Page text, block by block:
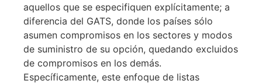
aquellos que se especifiquen explícitamente; a
diferencia del GATS, donde los países sólo
asumen compromisos en los sectores y modos
de suministro de su opción, quedando excluidos
de compromisos en los demás.
Específicamente, este enfoque de listas